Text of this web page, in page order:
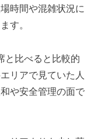
時間や混雑状況に
す。
と比べると比較的
リアで見ていた人
や安全管理の面で